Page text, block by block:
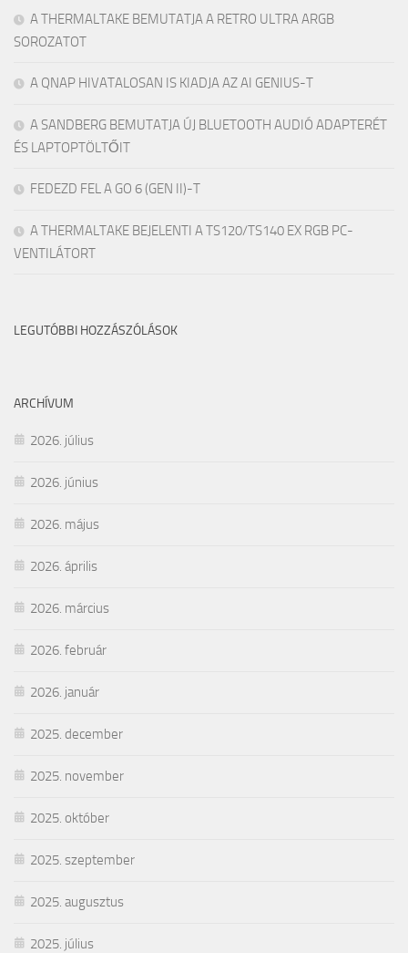
A THERMALTAKE BEMUTATJA A RETRO ULTRA ARGB
SOROZATOT
A QNAP HIVATALOSAN IS KIADJA AZ AI GENIUS-T
A SANDBERG BEMUTATJA ÚJ BLUETOOTH AUDIÓ ADAPTERÉT
ÉS LAPTOPTÖLTŐIT
FEDEZD FEL A GO 6 (GEN II)-T
A THERMALTAKE BEJELENTI A TS120/TS140 EX RGB PC-
VENTILÁTORT
LEGUTÓBBI HOZZÁSZÓLÁSOK
ARCHÍVUM
2026. július
2026. június
2026. május
2026. április
2026. március
2026. február
2026. január
2025. december
2025. november
2025. október
2025. szeptember
2025. augusztus
2025. július